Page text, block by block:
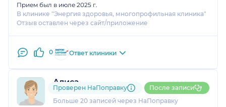
аденоиды, сделала доктор эндоскопию лор
органов, все прошло хорошо. Доктор нашла
рекомендовать Елену Юрьевну, запишу к ней
Прием был в июле 2025 г.
В клинике "Энергия здоровья, многопрофильная клиника"
Отзыв оставлен через сайт/приложение
0 Ответ клиники
Алиса
3 отзыва
Больше 20 записей через НаПоправку
Проверен НаПоправку После записи